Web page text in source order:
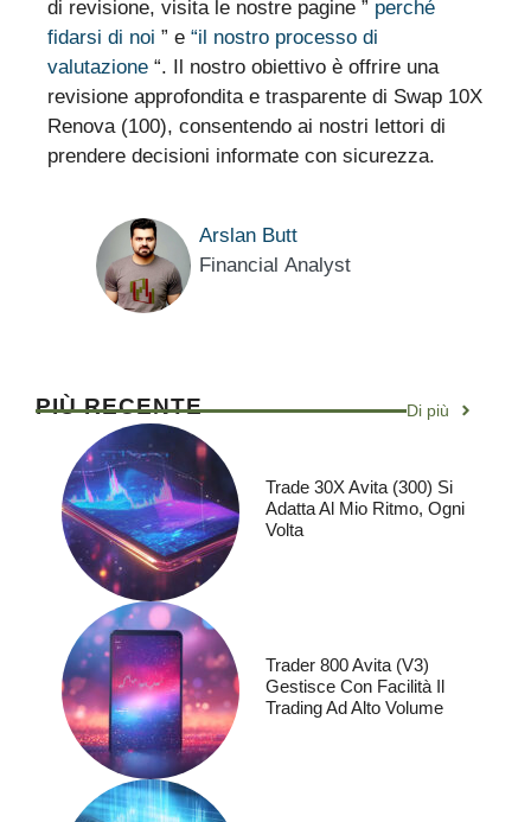
di revisione, visita le nostre pagine ” perché
fidarsi di noi ” e “il nostro processo di
valutazione “. Il nostro obiettivo è offrire una
revisione approfondita e trasparente di Swap 10X
Renova (100), consentendo ai nostri lettori di
prendere decisioni informate con sicurezza.
Arslan Butt
Financial Analyst
PIÙ RECENTE Di più
Trade 30X Avita (300) Si
Adatta Al Mio Ritmo, Ogni
Volta
Trader 800 Avita (V3)
Gestisce Con Facilità Il
Trading Ad Alto Volume